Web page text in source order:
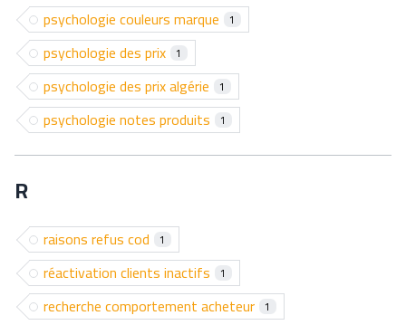
psychologie couleurs marque 1
psychologie des prix 1
psychologie des prix algérie 1
psychologie notes produits 1
R
raisons refus cod 1
réactivation clients inactifs 1
recherche comportement acheteur 1